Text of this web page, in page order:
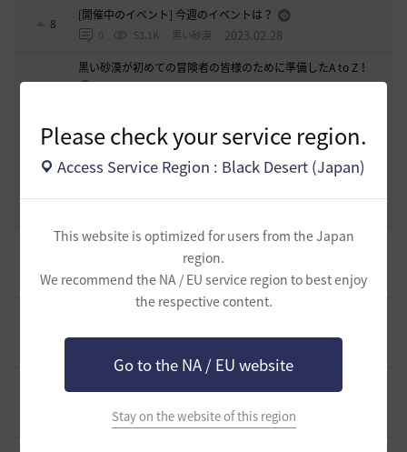
Please check your service region.
Access Service Region : Black Desert (Japan)
This website is optimized for users from the Japan
region.
We recommend the NA / EU service region to best enjoy
the respective content.
Go to the NA / EU website
Stay on the website of this region
8
[開催中のイベント] 今週のイベントは？
0 53.1K 黒い砂漠 2023.02.28
19
黒い砂漠が初めての冒険者の皆様のために準備したA to Z！
8
エント研究室動画集
32.3K 黒い砂漠 2021.05.12
51
[ギルド募集] ◇🔶【SOLATIO】メンバー募集!新規復帰者さん
0 1 たりほー-日本 1 分前
【夢の結びめ】ワイワイ楽しめるメンバー募集
7 xマキナx-日本 38 分前